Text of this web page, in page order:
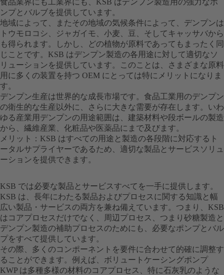
ンプとバルブを提供しています。
地域によって、またその地域の気候条件によって、デンプンは
トウモロコシ、ジャガイモ、小麦、豆、そしてキャッサバから
も得られます。しかし、どの植物が原料であってもまったく同
じことです。KSB はデンプン製造の各用途に対して適切なソ
リューションを提供しています。このことは、さまざまな原料
用に多くの装置を持つ OEM にとっては特にメリットになりま
す。
デンプン生産は世界的な成長市場です。食品工業用のデンプン
の衛生的な生産以外に、さらに大きな需要が存在します。いわ
ゆる産業用デンプンの用途範囲は、建築材料や段ボールの製造
から、繊維産業、化粧品や医薬品にまで及びます。
メリット：KSB はすべての用途と製造の各段階に対応するト
ータルサプライヤーであるため、適切な製品とサービスソリュ
ーションを提供できます。
KSB では必要な製品とサービスすべてを一手に提供します。
KSB は、長年にわたる製品およびプロセスに関する知識と幅
広い製品・サービスの両方を兼ね備えています。つまり、KSB
はコアプロセスだけでなく、周辺プロセス、つまり砂糖製造と
デンプン製造の補助プロセスのためにも、必要なポンプとバル
プをすべて提供しています。
その際、多くのコンポーネントを要件に合わせて的確に調整す
ることができます。例えば、ボリュートケーシングポンプ
KWP は多種多様の材料のコアプロセス、特に石灰乳のような